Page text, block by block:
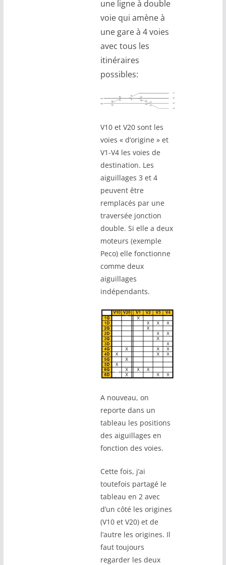
une ligne à double
voie qui amène à
une gare à 4 voies
avec tous les
itinéraires
possibles:
V10 et V20 sont les
voies « d’origine » et
V1-V4 les voies de
destination. Les
aiguillages 3 et 4
peuvent être
remplacés par une
traversée jonction
double. Si elle a deux
moteurs (exemple
Peco) elle fonctionne
comme deux
aiguillages
indépendants.
A nouveau, on
reporte dans un
tableau les positions
des aiguillages en
fonction des voies.
Cette fois, j’ai
toutefois partagé le
tableau en 2 avec
d’un côté les origines
(V10 et V20) et de
l’autre les origines. Il
faut toujours
regarder les deux